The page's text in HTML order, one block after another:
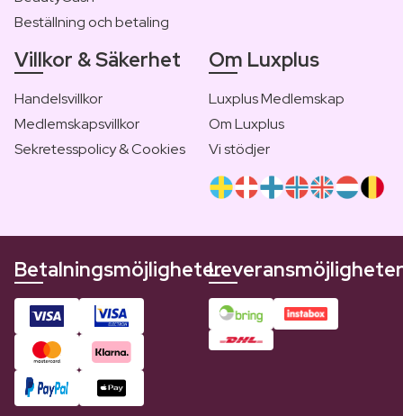
Beställning och betaling
Villkor & Säkerhet
Handelsvillkor
Medlemskapsvillkor
Sekretesspolicy & Cookies
Om Luxplus
Luxplus Medlemskap
Om Luxplus
Vi stödjer
BetalningsmöjligheterLeveransmöjligheter